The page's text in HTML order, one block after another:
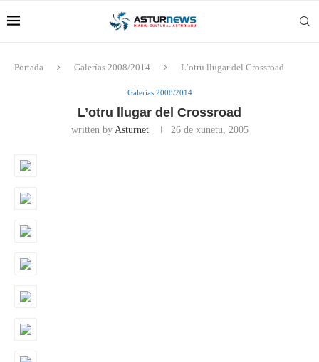
Portada Galerías 2008/2014 L’otru llugar del Crossroad
Galerías 2008/2014
L’otru llugar del Crossroad
written by Asturnet 26 de xunetu, 2005